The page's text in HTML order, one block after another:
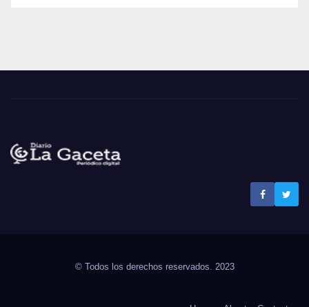
© Todos los derechos reservados. 2023